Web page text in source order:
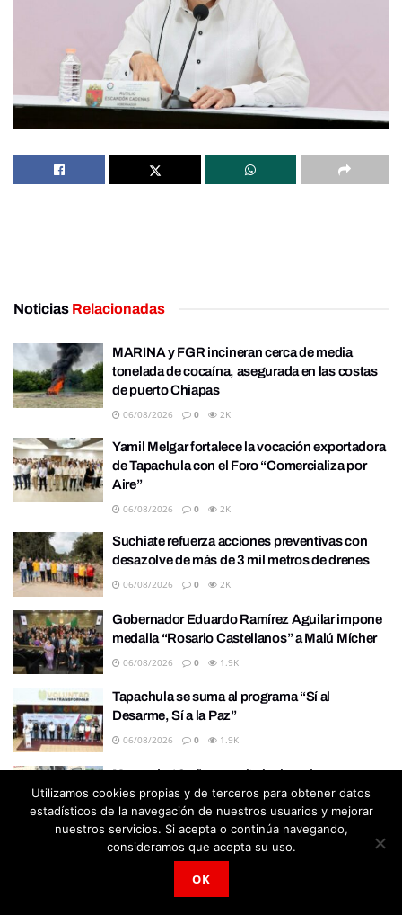
Noticias Relacionadas
MARINA y FGR incineran cerca de media
tonelada de cocaína, asegurada en las costas
de puerto Chiapas
06/08/2026 0 2K
Yamil Melgar fortalece la vocación exportadora
de Tapachula con el Foro “Comercializa por
Aire”
06/08/2026 0 2K
Suchiate refuerza acciones preventivas con
desazolve de más de 3 mil metros de drenes
06/08/2026 0 2K
Gobernador Eduardo Ramírez Aguilar impone
medalla “Rosario Castellanos” a Malú Mícher
06/08/2026 0 1.9K
Tapachula se suma al programa “Sí al
Desarme, Sí a la Paz”
06/08/2026 0 1.9K
Menor de 10 años resulta lesionado en
accidente entre motoneta y camioneta en
Tapachula
06/08/2026 0 2.1K
Utilizamos cookies propias y de terceros para obtener datos
estadísticos de la navegación de nuestros usuarios y mejorar
nuestros servicios. Si acepta o continúa navegando,
consideramos que acepta su uso.
OK